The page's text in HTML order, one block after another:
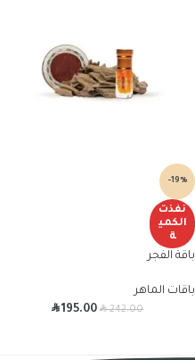
-19%
نفذت
الكمي
ة
باقة الفجر
باقات الماهر
R242.00
R195.00